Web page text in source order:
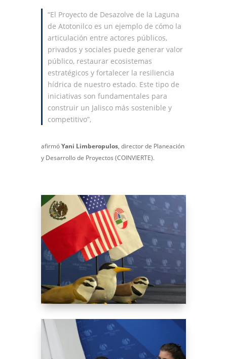
“El Proyecto de Desazolve de la Laguna
de Atotonilco es un ejemplo de cómo la
articulación entre actores públicos,
privados y sociales puede generar valor
público, restaurar ecosistemas
estratégicos y fortalecer la resiliencia
hídrica de nuestro estado. Este tipo de
iniciativas son fundamentales para
construir un Jalisco más sostenible y
competitivo”,
afirmóYani Limberopulos, director de Planeación
y Desarrollo de Proyectos (COINVIERTE).